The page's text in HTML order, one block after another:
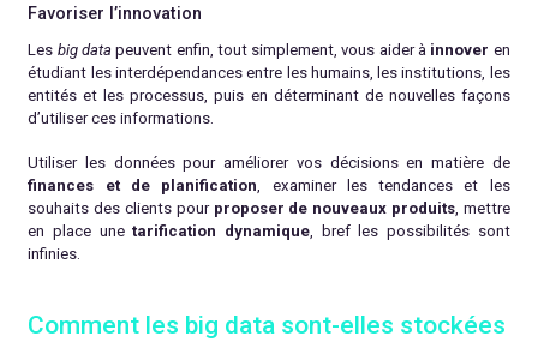
Favoriser l’innovation
Les big data peuvent enfin, tout simplement, vous aider à innover en
étudiant les interdépendances entre les humains, les institutions, les
entités et les processus, puis en déterminant de nouvelles façons
d’utiliser ces informations.
Utiliser les données pour améliorer vos décisions en matière de
finances et de planification, examiner les tendances et les
souhaits des clients pour proposer de nouveaux produits, mettre
en place unetarification dynamique, bref les possibilités sont
infinies.
Comment les big data sont-elles stockées